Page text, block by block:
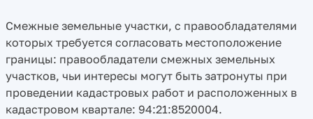
Смежные земельные участки, с правообладателями
которых требуется согласовать местоположение
границы: правообладатели смежных земельных
участков, чьи интересы могут быть затронуты при
проведении кадастровых работ и расположенных в
кадастровом квартале: 94:21:8520004.